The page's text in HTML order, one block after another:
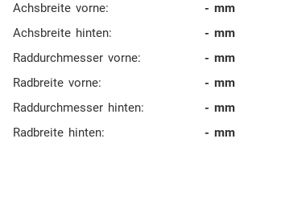
Achsbreite vorne:
- mm
Achsbreite hinten:
- mm
Raddurchmesser vorne:
- mm
Radbreite vorne:
- mm
Raddurchmesser hinten:
- mm
Radbreite hinten:
- mm